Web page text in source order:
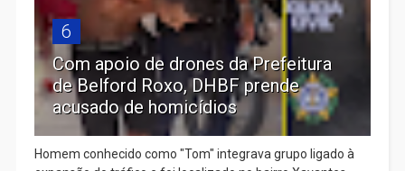
6
Com apoio de drones da Prefeitura
de Belford Roxo, DHBF prende
acusado de homicídios
Homem conhecido como "Tom" integrava grupo ligado à